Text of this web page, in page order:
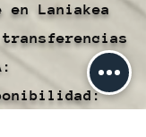
en Laniakea